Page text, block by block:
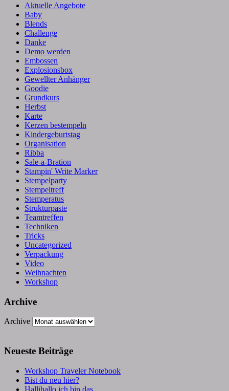
Aktuelle Angebote
Baby
Blends
Challenge
Danke
Demo werden
Embossen
Explosionsbox
Gewellter Anhänger
Goodie
Grundkurs
Herbst
Karte
Kerzen bestempeln
Kindergeburtstag
Organisation
Ribba
Sale-a-Bration
Stampin' Write Marker
Stempelparty
Stempeltreff
Stemperatus
Strukturpaste
Teamtreffen
Techniken
Tricks
Uncategorized
Verpackung
Video
Weihnachten
Workshop
Archive
Archive
Neueste Beiträge
Workshop Traveler Notebook
Bist du neu hier?
Hallihallo ich bin das…